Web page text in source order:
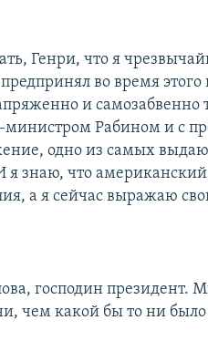
Генри, что я
во время этого
и самозабвенно
министром Рабином и с
одно из самых
знаю, что американский
а я сейчас выражаю
господин президент.
чем какой бы то ни было